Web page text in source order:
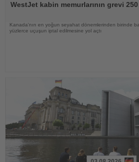
WestJet kabin memurlarının grevi
Kanada'nın en yoğun seyahat dönemlerinden birinde
yüzlerce uçuşun iptal edilmesine yol açtı